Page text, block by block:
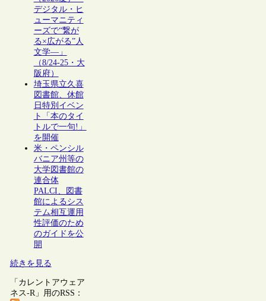
デジタル・ヒ
ューマニティ
ーズで“繋が
る×広がる”人
文学―」
（8/24-25・大
阪府）
埼玉県立久喜
図書館、休館
日特別イベン
ト「本のタイ
トルで一句!」
を開催
米・ペンシル
バニア州等の
大学図書館の
連合体
PALCI、図書
館によるシス
テム相互運用
性評価のため
のガイドを公
開
続きを見る
「カレントアウェア
ネス-R」用のRSS：